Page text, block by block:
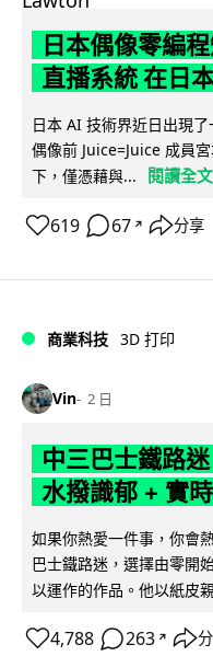
日本偶像零編
直播系統 在日
日本 AI 技術界近日出現
偶像前 Juice=Juice 成員
下，僅憑藉與...
閱讀全文
619 67 ↗ 分享
商業科技 3D 打印
Vin 2 日
中三巴士鐵路
水撥識郁 + 實
如果你熱愛一件事，你會
巴士鐵路迷，選擇由零開
以運作的作品。他以紙皮
4,788 263 ↗